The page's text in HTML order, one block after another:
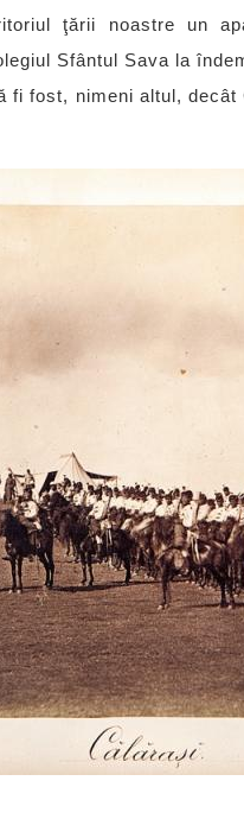
ţării noastre un
Sfântul Sava la
fi fost, nimeni altul,